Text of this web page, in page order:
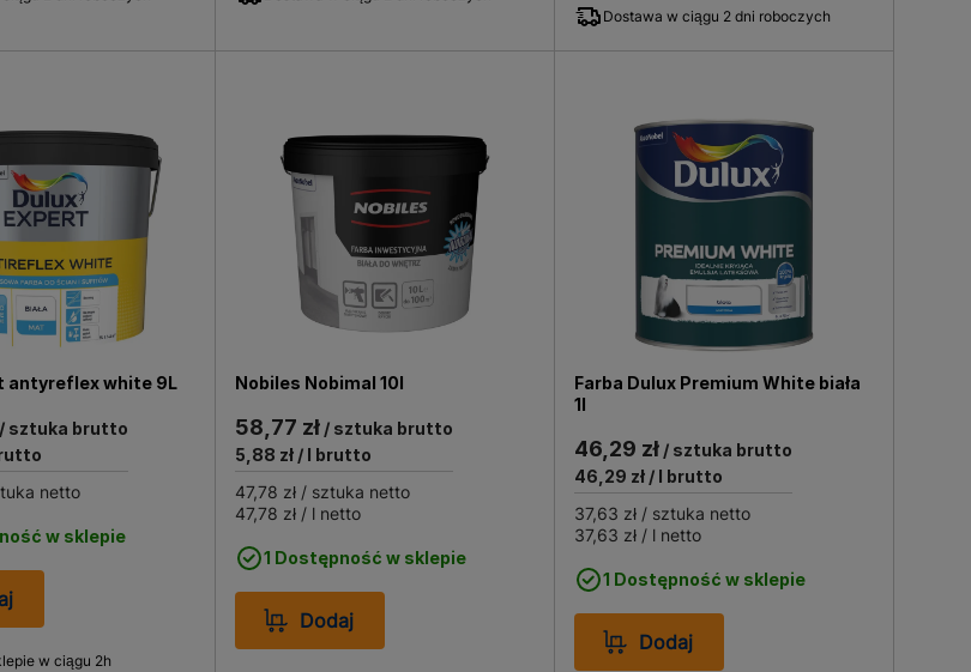
Dostawa w ciągu 2 dni roboczych
antyreflex white 9L
sztuka brutto
netto
w sklepie
w ciągu 2h
Nobiles Nobimal 10l
58,77 zł/ sztuka brutto
5,88 zł/ l brutto
47,78 zł/ sztuka netto
47,78 zł/ l netto
1 Dostępność w sklepie
Dodaj
Farba Dulux Premium White biała
1l
46,29 zł / sztuka brutto
46,29 zł / l brutto
37,63 zł / sztuka netto
37,63 zł / l netto
1 Dostępność w sklepie
Dodaj